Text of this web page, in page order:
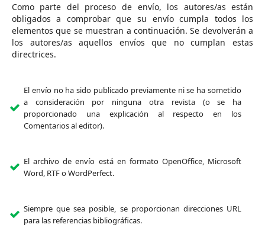
Como parte del proceso de envío, los autores/as están
obligados a comprobar que su envío cumpla todos los
elementos que se muestran a continuación. Se devolverán a
los autores/as aquellos envíos que no cumplan estas
directrices.
El envío no ha sido publicado previamente ni se ha sometido
a consideración por ninguna otra revista (o se ha
proporcionado una explicación al respecto en los
Comentarios al editor).
El archivo de envío está en formato OpenOffice, Microsoft
Word, RTF o WordPerfect.
Siempre que sea posible, se proporcionan direcciones URL
para las referencias bibliográficas.